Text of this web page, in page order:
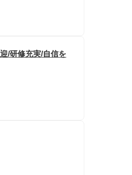
/研修充実/自信を